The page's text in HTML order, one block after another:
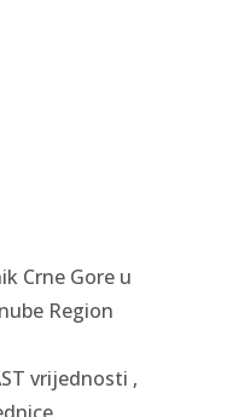
Crne Gore u
Region
vrijednosti ,